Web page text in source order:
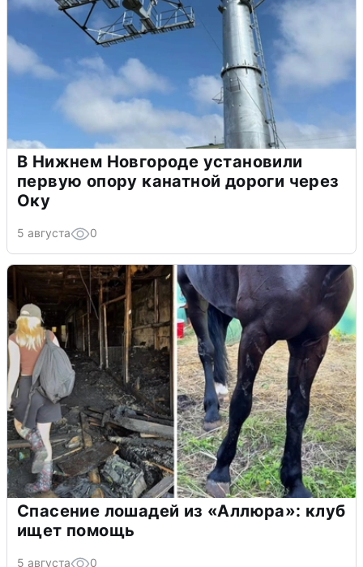
В Нижнем Новгороде установили
первую опору канатной дороги через
Оку
5 августа 0
Спасение лошадей из «Аллюра»: клуб
ищет помощь
5 августа 0